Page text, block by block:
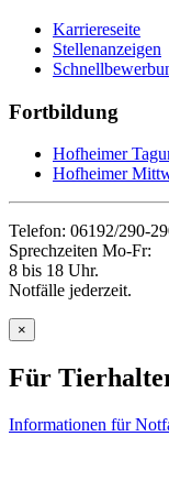
Karriereseite
Stellenanzeigen
Fortbildung
Hofheimer
Hofheimer
Telefon: 06192/290-
Sprechzeiten Mo-Fr:
8 bis 18 Uhr.
Notfälle jederzeit.
×
Für
Informationen für